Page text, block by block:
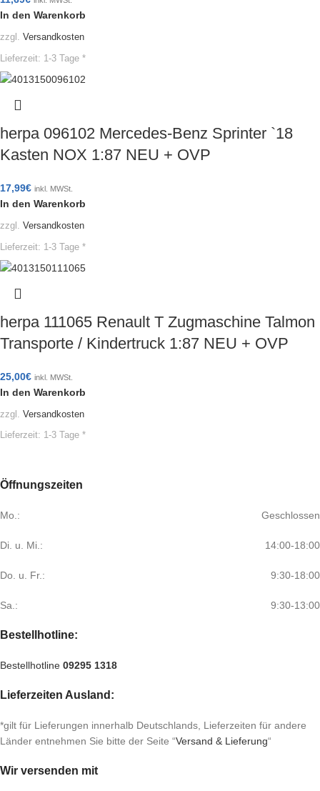
In den Warenkorb
zzgl. Versandkosten
Lieferzeit: 1-3 Tage *
herpa 096102 Mercedes-Benz Sprinter `18
Kasten NOX 1:87 NEU + OVP
17,99€ inkl. MWSt.
In den Warenkorb
zzgl. Versandkosten
Lieferzeit: 1-3 Tage *
herpa 111065 Renault T Zugmaschine Talmon
Transporte / Kindertruck 1:87 NEU + OVP
25,00€ inkl. MWSt.
In den Warenkorb
zzgl. Versandkosten
Lieferzeit: 1-3 Tage *
Öffnungszeiten
Mo.: Geschlossen
Di. u. Mi.: 14:00-18:00
Do. u. Fr.: 9:30-18:00
Sa.: 9:30-13:00
Bestellhotline:
Bestellhotline 09295 1318
Lieferzeiten Ausland:
*gilt für Lieferungen innerhalb Deutschlands, Lieferzeiten für andere
Länder entnehmen Sie bitte der Seite “Versand & Lieferung“
Wir versenden mit